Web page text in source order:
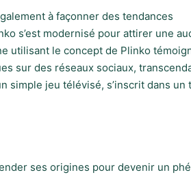
à façonner des tendances
s’est modernisé pour attirer une
utilisant le concept de Plinko
sur des réseaux sociaux,
simple jeu télévisé, s’inscrit dans un
ses origines pour devenir un